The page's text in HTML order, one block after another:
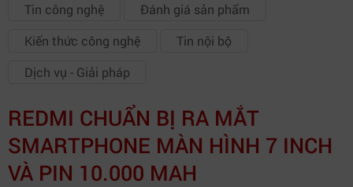
Tin công nghệ
Đánh giá sản phẩm
Kiến thức công nghệ
Tin nội bộ
Dịch vụ - Giải pháp
REDMI CHUẨN BỊ RA MẮT
SMARTPHONE MÀN HÌNH 7 INCH
VÀ PIN 10.000 MAH